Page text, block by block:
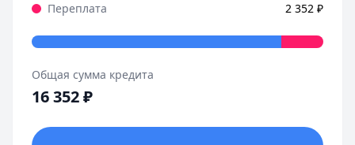
Переплата
2 352 ₽
Общая сумма кредита
16 352₽